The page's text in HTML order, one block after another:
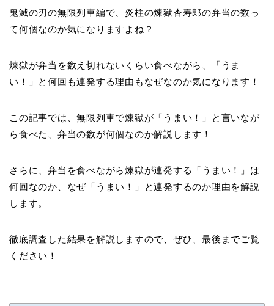
鬼滅の刃の無限列車編で、炎柱の煉獄杏寿郎の弁当の数っ
て何個なのか気になりますよね？
煉獄が弁当を数え切れないくらい食べながら、「うま
い！」と何回も連発する理由もなぜなのか気になります！
この記事では、無限列車で煉獄が「うまい！」と言いなが
ら食べた、弁当の数が何個なのか解説します！
さらに、弁当を食べながら煉獄が連発する「うまい！」は
何回なのか、なぜ「うまい！」と連発するのか理由を解説
します。
徹底調査した結果を解説しますので、ぜひ、最後までご覧
ください！